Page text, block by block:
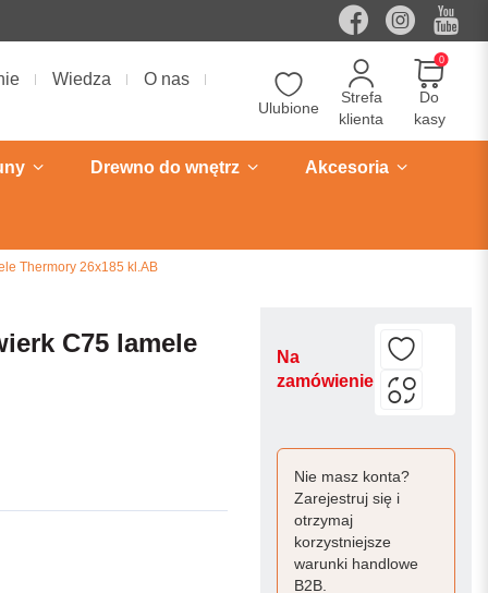
Wiedza
O nas
Ulubione
Strefa
klienta
0
Do
kasy
Drewno do wnętrz Akcesoria
Thermory 26x185 kl.AB
C75 lamele
Na
zamówienie
Nie masz konta?
Zarejestruj się i
otrzymaj
korzystniejsze
warunki handlowe
B2B.